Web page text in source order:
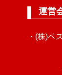
運営
・(株)ベ